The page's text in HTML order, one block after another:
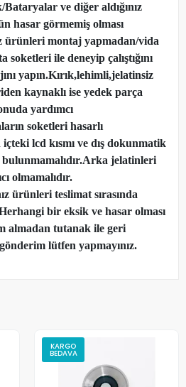
ve diğer aldığınız
hasar görmemiş olması
ürünleri montaj yapmadan/vida
ile deneyip çalıştığını
yapın.Kırık,lehimli,jelatinsiz
kaynaklı ise yedek parça
yardımcı
soketleri hasarlı
lcd kısmı ve dış dokunmatik
jelatinleri
olmamalıdır.
ürünleri teslimat sırasında
bir eksik ve hasar olması
almadan tutanak ile geri
lütfen yapmayınız.
KARGO
BEDAVA